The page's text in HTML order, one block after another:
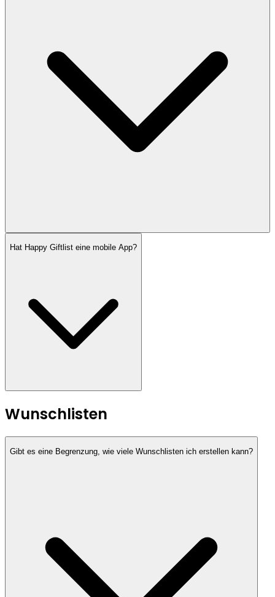
Hat Happy Giftlist eine mobile App?
Wunschlisten
Gibt es eine Begrenzung, wie viele Wunschlisten ich erstellen kann?